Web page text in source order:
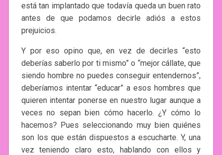
está tan implantado que todavía queda un buen rato
antes de que podamos decirle adiós a estos
prejuicios.
Y por eso opino que, en vez de decirles “esto
deberías saberlo por ti mismo” o “mejor cállate, que
siendo hombre no puedes conseguir entendernos”,
deberíamos intentar “educar” a esos hombres que
quieren intentar ponerse en nuestro lugar aunque a
veces no sepan bien cómo hacerlo. ¿Y cómo lo
hacemos? Pues seleccionando muy bien quiénes
son los que están dispuestos a escucharte. Y, una
vez teniendo claro esto, hablando con ellos y